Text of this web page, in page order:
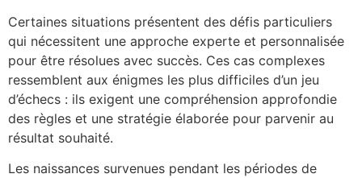
Certaines situations présentent des défis particuliers
qui nécessitent une approche experte et personnalisée
pour être résolues avec succès. Ces cas complexes
ressemblent aux énigmes les plus difficiles d’un jeu
d’échecs : ils exigent une compréhension approfondie
des règles et une stratégie élaborée pour parvenir au
résultat souhaité.
Les naissances survenues pendant les périodes de